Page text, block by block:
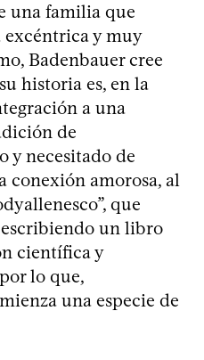
una familia que
excéntrica y muy
Badenbauer cree
historia es, en la
a una
de
y necesitado de
conexión amorosa, al
que
un libro
científica y
lo que,
una especie de